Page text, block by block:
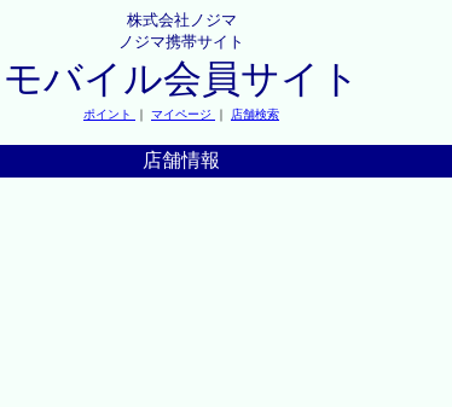
株式会社ノジマ
ノジマ携帯サイト
モバイル会員サイト
ポイント ｜ マイページ ｜ 店舗検索
店舗情報